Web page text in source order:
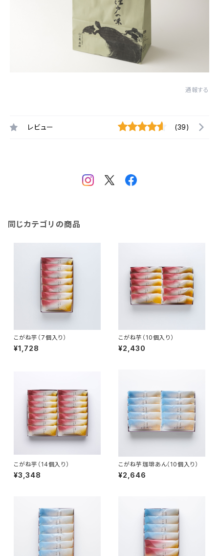
通報する
レビュー (39)
同じカテゴリの商品
こがね芋（7個入り）
¥1,728
こがね芋（10個入り）
¥2,430
こがね芋（14個入り）
¥3,348
こがね芋珈琲あん（10個入り）
¥2,646